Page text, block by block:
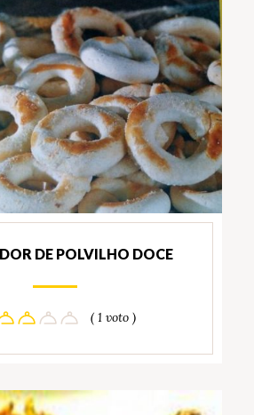
DE POLVILHO DOCE
( 1 voto )